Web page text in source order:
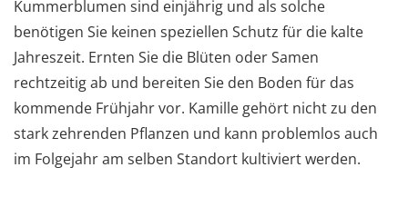
Kummerblumen sind einjährig und als solche
benötigen Sie keinen speziellen Schutz für die kalte
Jahreszeit. Ernten Sie die Blüten oder Samen
rechtzeitig ab und bereiten Sie den Boden für das
kommende Frühjahr vor. Kamille gehört nicht zu den
stark zehrenden Pflanzen und kann problemlos auch
im Folgejahr am selben Standort kultiviert werden.